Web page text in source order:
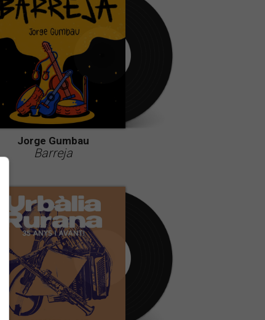
Jorge Gumbau
Barreja